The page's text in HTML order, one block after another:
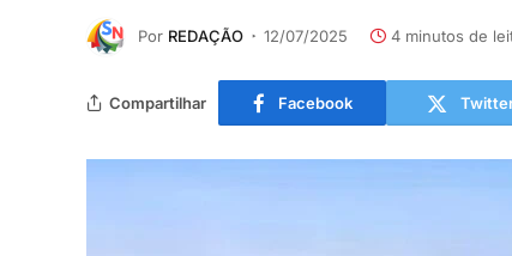
Por REDAÇÃO 12/07/2025 4 minutos de
Compartilhar Facebook